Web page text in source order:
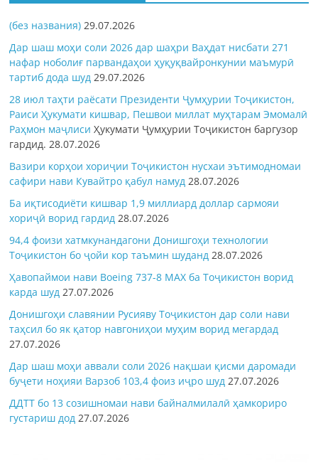
(без названия) 29.07.2026
Дар шаш моҳи соли 2026 дар шаҳри Ваҳдат нисбати 271
нафар ноболиғ парвандаҳои ҳуқуқвайронкунии маъмурӣ
тартиб дода шуд 29.07.2026
28 июл таҳти раёсати Президенти Ҷумҳурии Тоҷикистон,
Раиси Ҳукумати кишвар, Пешвои миллат муҳтарам Эмомалӣ
Раҳмон маҷлисиҲукумати Ҷумҳурии Тоҷикистон баргузор
гардид.28.07.2026
Вазири корҳои хориҷии Тоҷикистон нусхаи эътимодномаи
сафири нави Кувайтро қабул намуд 28.07.2026
Ба иқтисодиёти кишвар 1,9 миллиард доллар сармояи
хориҷӣ ворид гардид 28.07.2026
94,4 фоизи хатмкунандагони Донишгоҳи технологии
Тоҷикистон бо ҷойи кор таъмин шуданд 28.07.2026
Ҳавопаймои нави Boeing 737-8 MAX ба Тоҷикистон ворид
карда шуд 27.07.2026
Донишгоҳи славянии Русияву Тоҷикистон дар соли нави
таҳсил бо як қатор навгониҳои муҳим ворид мегардад
27.07.2026
Дар шаш моҳи аввали соли 2026 нақшаи қисми даромади
буҷети ноҳияи Варзоб 103,4 фоиз иҷро шуд 27.07.2026
ДДТТ бо 13 созишномаи нави байналмилалӣ ҳамкориро
густариш дод 27.07.2026